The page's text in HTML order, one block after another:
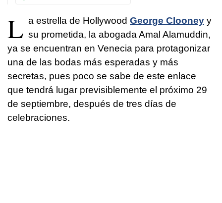
L a estrella de Hollywood George Clooney y
su prometida, la abogada Amal Alamuddin,
ya se encuentran en Venecia para protagonizar
una de las bodas más esperadas y más
secretas, pues poco se sabe de este enlace
que tendrá lugar previsiblemente el próximo 29
de septiembre, después de tres días de
celebraciones.